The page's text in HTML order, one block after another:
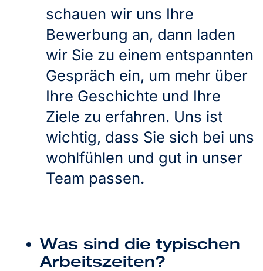
schauen wir uns Ihre
Bewerbung an, dann laden
wir Sie zu einem entspannten
Gespräch ein, um mehr über
Ihre Geschichte und Ihre
Ziele zu erfahren. Uns ist
wichtig, dass Sie sich bei uns
wohlfühlen und gut in unser
Team passen.
Was sind die typischen
Arbeitszeiten?